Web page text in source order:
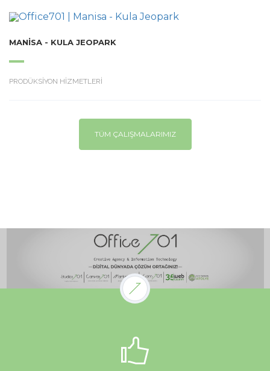
MANISA - KULA JEOPARK
PRODÜKSİYON HİZMETLERİ
TÜM ÇALIŞMALARIMIZ